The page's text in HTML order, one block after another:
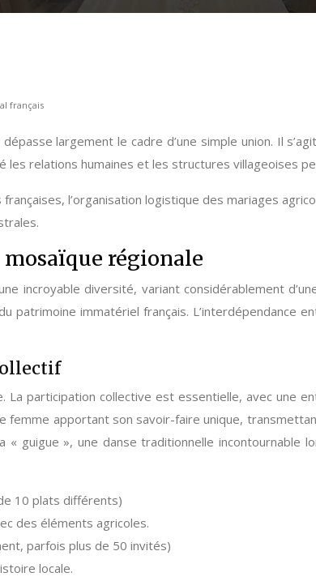
français
largement le cadre d’une simple union. Il
les relations humaines et les structures villageoises
l’organisation logistique des mariages
régionale
incroyable diversité, variant considérablement
patrimoine immatériel français. L’interdépendance
La participation collective est essentielle, avec une
apportant son savoir-faire unique,
guigue », une danse traditionnelle incontournable
10 plats différents)
des éléments agricoles.
parfois plus de 50 invités)
locale.